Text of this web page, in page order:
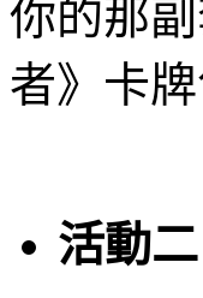
你的那
者》卡牌
活動